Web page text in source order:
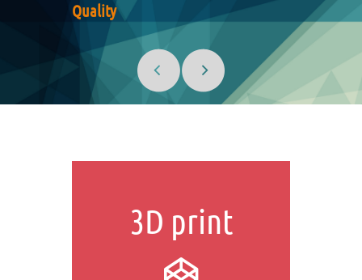
Quality
3D print